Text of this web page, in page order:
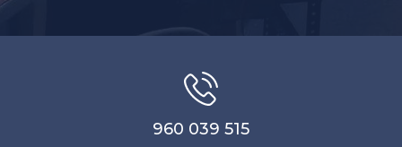
960 039 515